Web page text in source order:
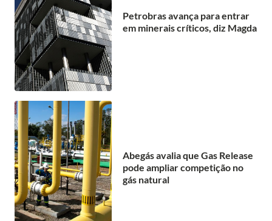
Petrobras avança para entrar
em minerais críticos, diz Magda
Abegás avalia que Gas Release
pode ampliar competição no
gás natural